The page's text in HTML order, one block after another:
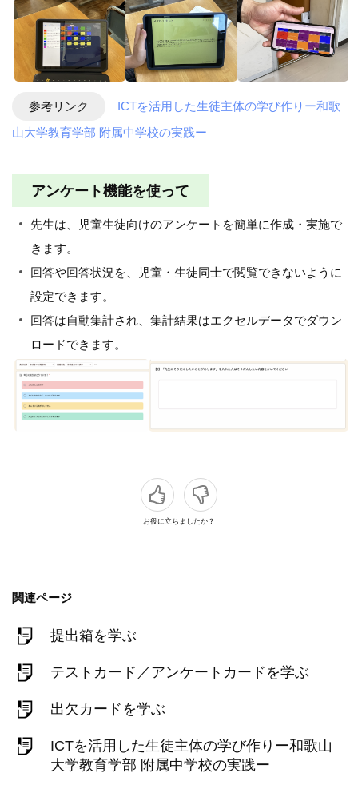
参考リンク
ICTを活用した生徒主体の学び作りー和歌
山大学教育学部 附属中学校の実践ー
アンケート機能を使って
先生は、児童生徒向けのアンケートを簡単に作成・実施で
きます。
回答や回答状況を、児童・生徒同士で閲覧できないように
設定できます。
回答は自動集計され、集計結果はエクセルデータでダウン
ロードできます。
お役に立ちましたか？
関連ページ
提出箱を学ぶ
テストカード／アンケートカードを学ぶ
出欠カードを学ぶ
ICTを活用した生徒主体の学び作りー和歌山
大学教育学部 附属中学校の実践ー